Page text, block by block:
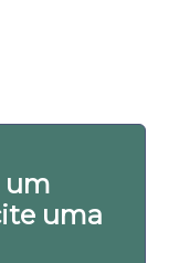
um
uma